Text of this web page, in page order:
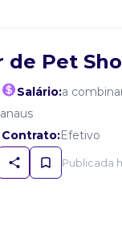
de Pet
Salário:a
Contrato:Efetivo
Publicada